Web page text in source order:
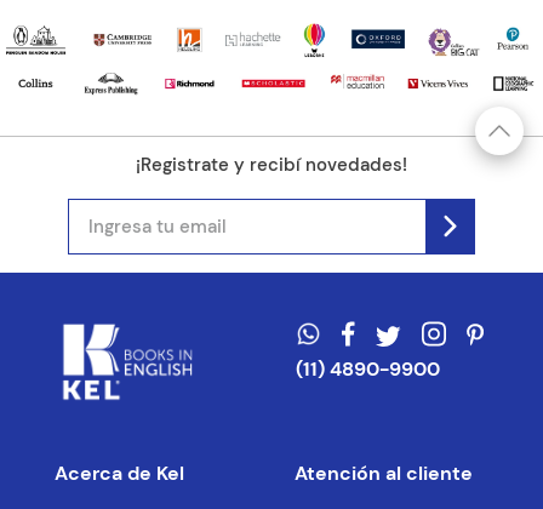
¡Registrate y recibí novedades!
(11) 4890-9900
Acerca de Kel Atención al cliente